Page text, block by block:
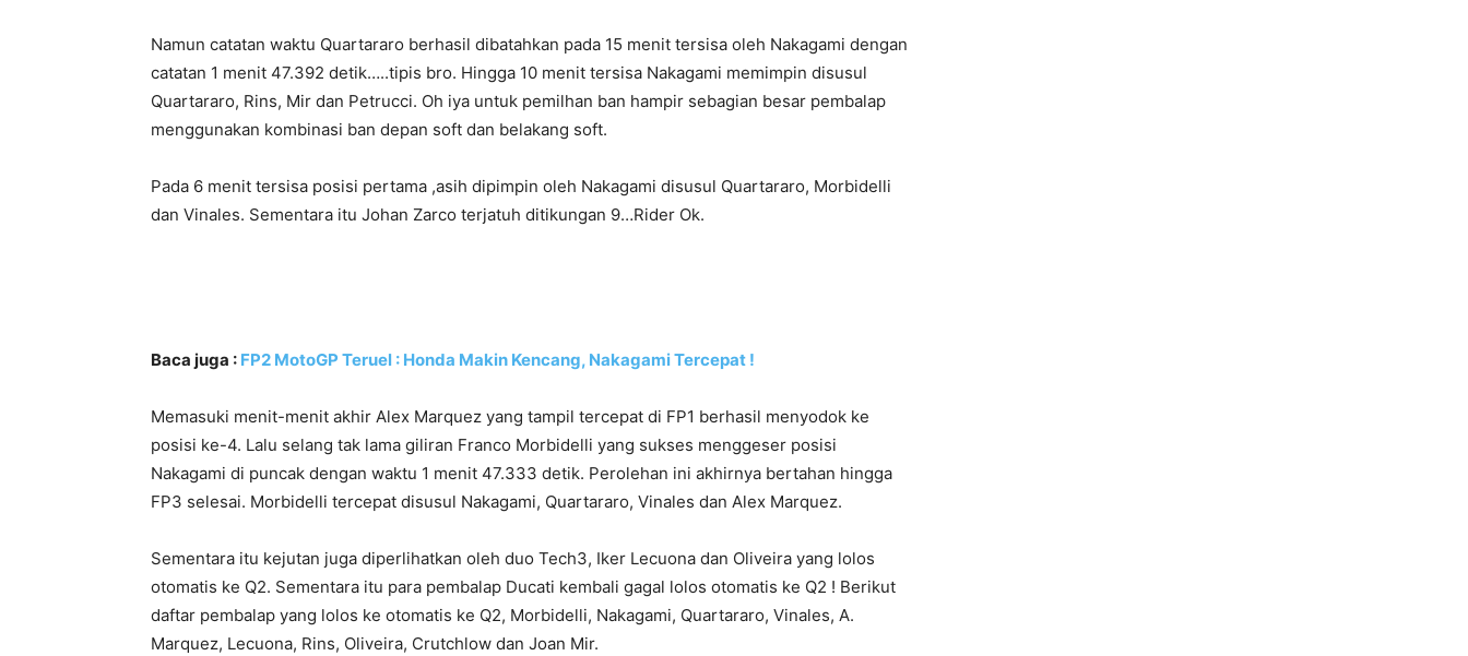
Namun catatan waktu Quartararo berhasil dibatahkan pada 15 menit tersisa oleh Nakagami dengan
catatan 1 menit 47.392 detik…..tipis bro. Hingga 10 menit tersisa Nakagami memimpin disusul
Quartararo, Rins, Mir dan Petrucci. Oh iya untuk pemilhan ban hampir sebagian besar pembalap
menggunakan kombinasi ban depan soft dan belakang soft.
Pada 6 menit tersisa posisi pertama ,asih dipimpin oleh Nakagami disusul Quartararo, Morbidelli
dan Vinales. Sementara itu Johan Zarco terjatuh ditikungan 9…Rider Ok.
Baca juga : FP2 MotoGP Teruel : Honda Makin Kencang, Nakagami Tercepat !
Memasuki menit-menit akhir Alex Marquez yang tampil tercepat di FP1 berhasil menyodok ke
posisi ke-4. Lalu selang tak lama giliran Franco Morbidelli yang sukses menggeser posisi
Nakagami di puncak dengan waktu 1 menit 47.333 detik. Perolehan ini akhirnya bertahan hingga
FP3 selesai. Morbidelli tercepat disusul Nakagami, Quartararo, Vinales dan Alex Marquez.
Sementara itu kejutan juga diperlihatkan oleh duo Tech3, Iker Lecuona dan Oliveira yang lolos
otomatis ke Q2. Sementara itu para pembalap Ducati kembali gagal lolos otomatis ke Q2 ! Berikut
daftar pembalap yang lolos ke otomatis ke Q2, Morbidelli, Nakagami, Quartararo, Vinales, A.
Marquez, Lecuona, Rins, Oliveira, Crutchlow dan Joan Mir.